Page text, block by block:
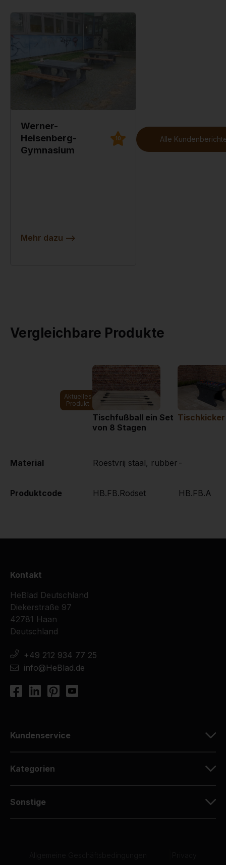
Werner-
Heisenberg-
Gymnasium
10
Mehr dazu -->
Alle
Vergleichbare Produkte
Aktuelles
Produkt
Tischfußball ein Set
von 8 Stagen
Material
Produktcode
Roestvrij staal, rubber
HB.FB.Rodset
-
HB.FB.A
Kontakt
HeBlad Deutschland
Diekerstraße 97
42781 Haan
Deutschland
+49 212 934 77 25
info@HeBlad.de
Kundenservice
Kategorien
Sonstige